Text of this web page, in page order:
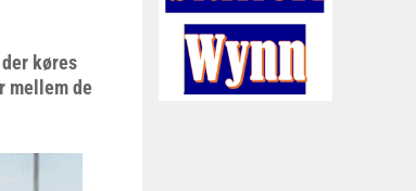
køres
mellem de